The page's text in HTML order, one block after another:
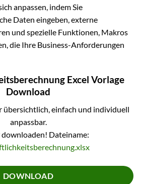
anpassen, indem Sie
Daten eingeben, externe
und spezielle Funktionen, Makros
die Ihre Business-Anforderungen
Excel Vorlage
Download
übersichtlich, einfach und individuell
anpassbar.
downloaden! Dateiname:
DOWNLOAD